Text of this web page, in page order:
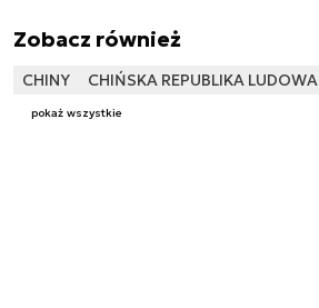
Zobacz również
CHINY CHIŃSKA REPUBLIKA LUDOWA
pokaż wszystkie